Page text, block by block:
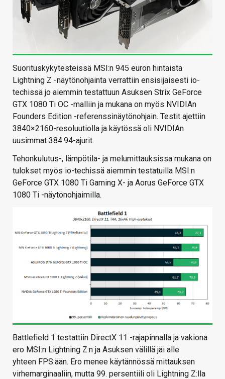
Suorituskykytesteissä MSI:n 945 euron hintaista
Lightning Z -näytönohjainta verrattiin ensisijaisesti io-
techissä jo aiemmin testattuun Asuksen Strix GeForce
GTX 1080 Ti OC -malliin ja mukana on myös NVIDIAn
Founders Edition -referenssinäytönohjain. Testit ajettiin
3840×2160-resoluutiolla ja käytössä oli NVIDIAn
uusimmat 384.94-ajurit.
Tehonkulutus-, lämpötila- ja melumittauksissa mukana on
tulokset myös io-techissä aiemmin testatuilla MSI:n
GeForce GTX 1080 Ti Gaming X- ja Aorus GeForce GTX
1080 Ti -näytönohjaimilla.
Battlefield 1 testattiin DirectX 11 -rajapinnalla ja vakiona
ero MSI:n Lightning Z:n ja Asuksen välillä jäi alle
yhteen FPS:ään. Ero menee käytännössä mittauksen
virhemarginaaliin, mutta 99. persentiili oli Lightning Z:lla